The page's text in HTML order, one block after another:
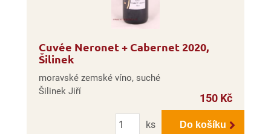
Cuvée Neronet + Cabernet 2020,
Šilinek
moravské zemské víno, suché
Šilinek Jiří
150 Kč
Počet
ks
Do košíku